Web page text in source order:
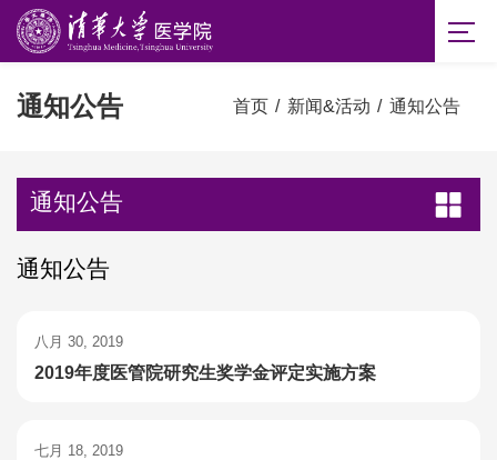
通知公告 首页 / 新闻&活动 / 通知公告
通知公告
通知公告
八月 30, 2019
2019年度医管院研究生奖学金评定实施方案
七月 18, 2019